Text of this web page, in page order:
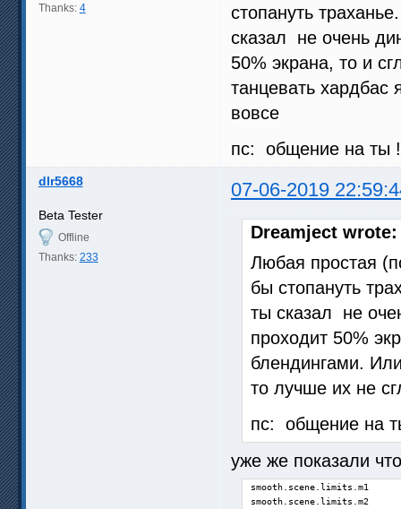
Thanks: 4
стопануть
сказал не очень
50% экрана, то и
танцевать хардбас
вовсе
пс: общение на ты
dlr5668 07-06-2019
Beta Tester
Offline
Thanks: 233
Dreamject wrote:
Любая простая
бы стопануть
ты сказал не
проходит 50%
блендингами.
то лучше их не
пс: общение на
уже же показали
smooth.scene.limits.m1
smooth.scene.limits.m2